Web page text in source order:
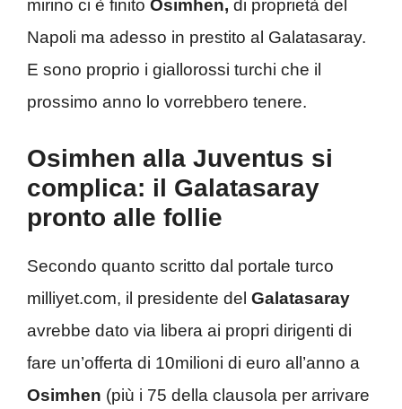
mirino ci è finito Osimhen, di proprietà del
Napoli ma adesso in prestito al Galatasaray.
E sono proprio i giallorossi turchi che il
prossimo anno lo vorrebbero tenere.
Osimhen alla Juventus si
complica: il Galatasaray
pronto alle follie
Secondo quanto scritto dal portale turco
milliyet.com, il presidente del Galatasaray
avrebbe dato via libera ai propri dirigenti di
fare un’offerta di 10milioni di euro all’anno a
Osimhen (più i 75 della clausola per arrivare